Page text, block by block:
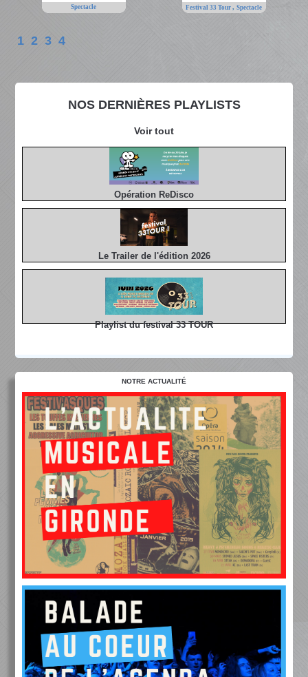
NOS DERNIÈRES PLAYLISTS
Voir tout
Opération ReDisco
Le Trailer de l'édition 2026
Playlist du festival 33 TOUR
Spectacle Festival 33 Tour,Spectacle
1 2 3 4
NOTRE ACTUALITÉ